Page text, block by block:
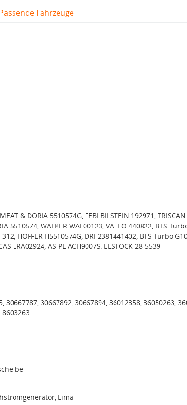
Passende Fahrzeuge
& DORIA 5510574G, FEBI BILSTEIN 192971,
5510574, WALKER WAL00123, VALEO 440822, BTS
HOFFER H5510574G, DRI 2381441402, BTS Turbo
LRA02924, AS-PL ACH9007S, ELSTOCK 28-5539
30667787, 30667892, 30667894, 36012358, 36050263,
8603263
Lima